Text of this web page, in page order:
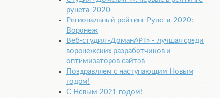
рунета-2020
Региональный рейтинг Рунета-2020:
Воронеж
Веб-студия «ДоманАРТ» - лучшая среди
воронежских разработчиков и
оптимизаторов сайтов
Поздравляем с наступающим Новым
годом!
С Новым 2021 годом!